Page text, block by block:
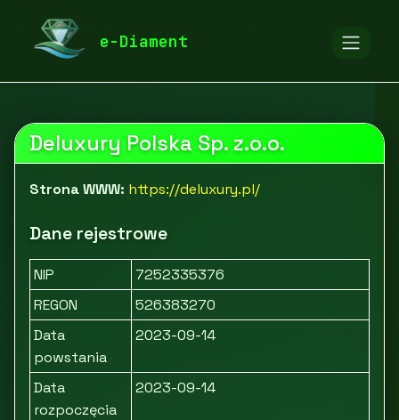
e-Diament
diamentspa.pl
Usługi prawne
Sklep z telefonami - Deluxury.pl
Deluxury Polska Sp. z.o.o.
Strona WWW: https://deluxury.pl/
Dane rejestrowe
NIP
7252335376
REGON
526383270
Data
powstania
2023-09-14
Data
rozpoczęcia
2023-09-14